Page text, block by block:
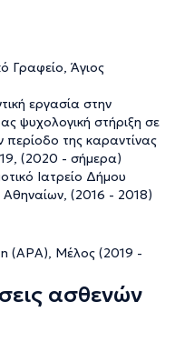
Γραφείο, Άγιος
εργασία στην
ψυχολογική στήριξη σε
της καραντίνας
19, (2020 - σήμερα)
Ιατρείο Δήμου
(2016 - 2018)
(APA), Μέλος (2019 -
ασθενών